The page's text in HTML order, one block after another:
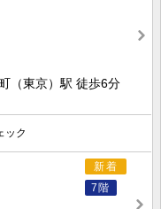
（東京）駅 徒歩6分
ック
新着
7階